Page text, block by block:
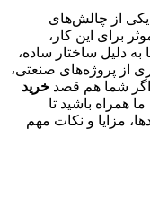
یکی از چالش‌های
برای این کار،
دلیل ساختار ساده،
از پروژه‌های صنعتی،
اگر شما هم قصد خرید
ما همراه باشید تا
مزایا و نکات مهم